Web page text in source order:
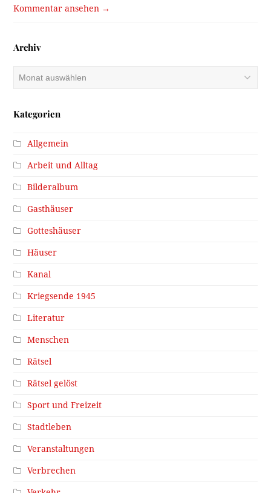
Kommentar ansehen →
Archiv
Kategorien
Allgemein
Arbeit und Alltag
Bilderalbum
Gasthäuser
Gotteshäuser
Häuser
Kanal
Kriegsende 1945
Literatur
Menschen
Rätsel
Rätsel gelöst
Sport und Freizeit
Stadtleben
Veranstaltungen
Verbrechen